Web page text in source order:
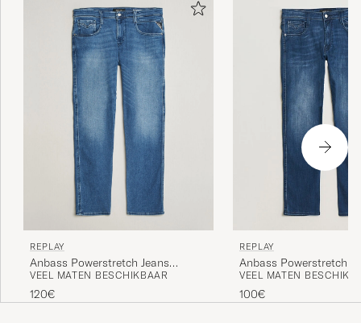
REPLAY
Anbass Powerstretch Jeans
Medium Blue
VEEL MATEN BESCHIKBAAR
120€
REPLAY
Anbass Powerstretch
Medium Blue
VEEL MATEN
100€